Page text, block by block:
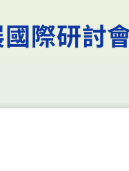
際研討